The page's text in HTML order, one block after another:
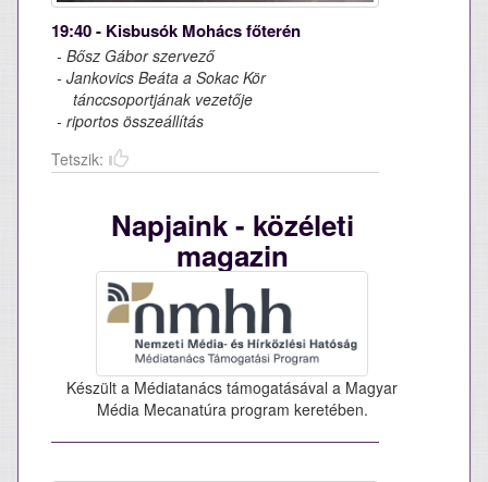
19:40 - Kisbusók Mohács főterén
- Bősz Gábor szervező
- Jankovics Beáta a Sokac Kör
tánccsoportjának vezetője
- riportos összeállítás
Tetszik:
Napjaink - közéleti
magazin
Készült a Médiatanács támogatásával a Magyar
Média Mecanatúra program keretében.